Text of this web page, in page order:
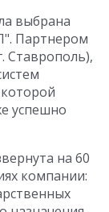
выбрана
Партнером
Ставрополь),
успешно
на 60
компании: